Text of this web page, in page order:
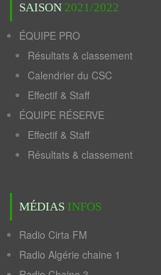
SAISON 2021/2022
ÉQUIPE PRO
Résultats & classement
Calendrier du CSC
Effectif & Staff
ÉQUIPE RÉSERVE
Effectif & Staff
Résultats & classement
MÉDIAS INFOS
Radio Cirta FM
Radio Algérie chaine 1